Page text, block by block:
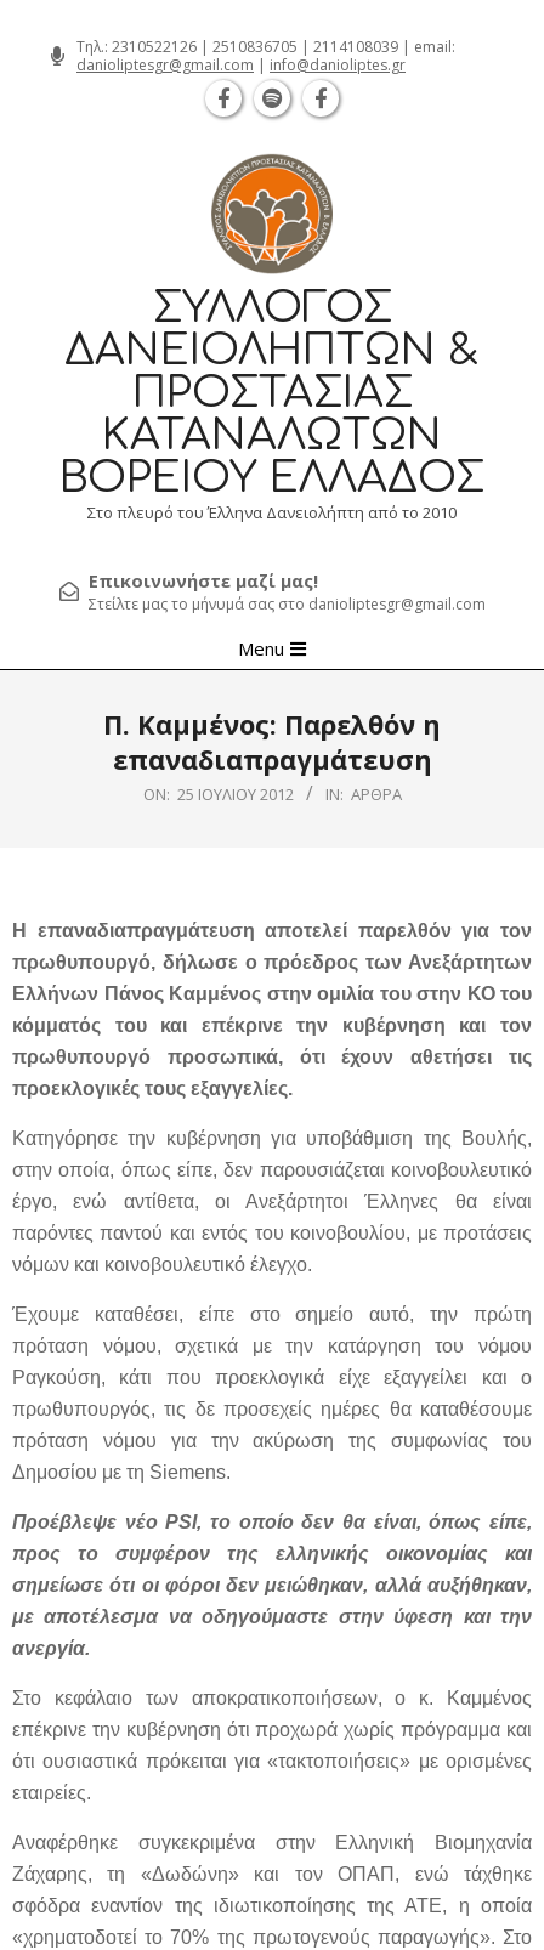
Τηλ.: 2310522126 | 2510836705 | 2114108039 | email:
danioliptesgr@gmail.com | info@danioliptes.gr
ΣΎΛΛΟΓΟΣ
ΔΑΝΕΙΟΛΗΠΤΏΝ &
ΠΡΟΣΤΑΣΊΑΣ
ΚΑΤΑΝΑΛΩΤΏΝ
ΒΟΡΕΊΟΥ ΕΛΛΆΔΟΣ
Στο πλευρό του Έλληνα Δανειολήπτη από το 2010
Επικοινωνήστε μαζί μας!
Στείλτε μας το μήνυμά σας στο danioliptesgr@gmail.com
Navigation
Menu
Π. Καμμένος: Παρελθόν η
επαναδιαπραγμάτευση
ON: 25 ΙΟΥΛΊΟΥ 2012 IN: ΆΡΘΡΑ
Η επαναδιαπραγμάτευση αποτελεί παρελθόν για τον
πρωθυπουργό, δήλωσε ο πρόεδρος των Ανεξάρτητων
Ελλήνων Πάνος Καμμένος στην ομιλία του στην ΚΟ του
κόμματός του και επέκρινε την κυβέρνηση και τον
πρωθυπουργό προσωπικά, ότι έχουν αθετήσει τις
προεκλογικές τους εξαγγελίες.
Κατηγόρησε την κυβέρνηση για υποβάθμιση της Βουλής,
στην οποία, όπως είπε, δεν παρουσιάζεται κοινοβουλευτικό
έργο, ενώ αντίθετα, οι Ανεξάρτητοι Έλληνες θα είναι
παρόντες παντού και εντός του κοινοβουλίου, με προτάσεις
νόμων και κοινοβουλευτικό έλεγχο.
Έχουμε καταθέσει, είπε στο σημείο αυτό, την πρώτη
πρόταση νόμου, σχετικά με την κατάργηση του νόμου
Ραγκούση, κάτι που προεκλογικά είχε εξαγγείλει και ο
πρωθυπουργός, τις δε προσεχείς ημέρες θα καταθέσουμε
πρόταση νόμου για την ακύρωση της συμφωνίας του
Δημοσίου με τη Siemens.
Προέβλεψε νέο PSI, το οποίο δεν θα είναι, όπως είπε,
προς το συμφέρον της ελληνικής οικονομίας και
σημείωσε ότι οι φόροι δεν μειώθηκαν, αλλά αυξήθηκαν,
με αποτέλεσμα να οδηγούμαστε στην ύφεση και την
ανεργία.
Στο κεφάλαιο των αποκρατικοποιήσεων, ο κ. Καμμένος
επέκρινε την κυβέρνηση ότι προχωρά χωρίς πρόγραμμα και
ότι ουσιαστικά πρόκειται για «τακτοποιήσεις» με ορισμένες
εταιρείες.
Αναφέρθηκε συγκεκριμένα στην Ελληνική Βιομηχανία
Ζάχαρης, τη «Δωδώνη» και τον ΟΠΑΠ, ενώ τάχθηκε
σφόδρα εναντίον της ιδιωτικοποίησης της ΑΤΕ, η οποία
«χρηματοδοτεί το 70% της πρωτογενούς παραγωγής». Στο